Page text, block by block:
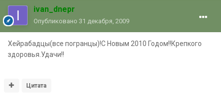
ivan_dnepr
Опубликовано 31 декабря, 2009
Хейрабадцы(все погранцы)!С Новым 2010 Годом!!Крепкого
здоровья.Удачи!!
Цитата